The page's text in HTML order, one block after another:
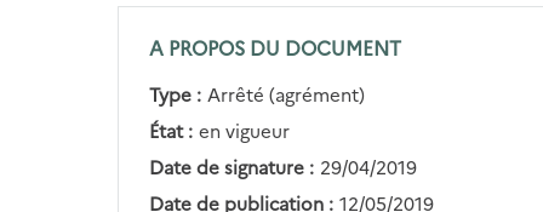
A PROPOS DU DOCUMENT
Type : Arrêté (agrément)
État : en vigueur
Date de signature : 29/04/2019
Date de publication : 12/05/2019